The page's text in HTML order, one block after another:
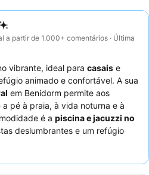
a partir de 1.000+ comentários · Última
vibrante, ideal para casais e
animado e confortável. A sua
em Benidorm permite aos
pé à praia, à vida noturna e à
é a piscina e jacuzzi no
deslumbrantes e um refúgio